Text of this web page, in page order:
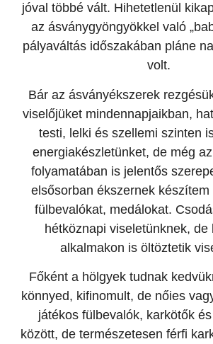
jóval többé vált. Hihetetlenül
az ásványgyöngyökkel való
pályaváltás időszakában pláne
volt.
Bár az ásványékszerek
viselőjüket mindennapjaikban,
testi, lelki és szellemi szinten
energiakészletünket, de még
folyamatában is jelentős
elsősorban ékszernek készítem
fülbevalókat, medálokat.
hétköznapi viseletünknek, de
alkalmakon is öltöztetik
Főként a hölgyek tudnak
könnyed, kifinomult, de nőies
játékos fülbevalók, karkötők
között, de természetesen férfi